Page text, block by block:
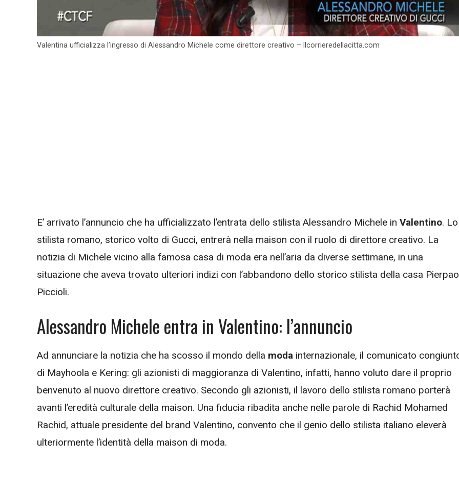
Valentina ufficializza l’ingresso di Alessandro Michele come direttore creativo – Ilcorrieredellacitta.com
E’ arrivato l’annuncio che ha ufficializzato l’entrata dello stilista Alessandro Michele in Valentino. Lo
stilista romano, storico volto di Gucci, entrerà nella maison con il ruolo di direttore creativo. La
notizia di Michele vicino alla famosa casa di moda era nell’aria da diverse settimane, in una
situazione che aveva trovato ulteriori indizi con l’abbandono dello storico stilista della casa
Piccioli.
Alessandro Michele entra in Valentino: l’annuncio
Ad annunciare la notizia che ha scosso il mondo della moda internazionale, il comunicato
di Mayhoola e Kering: gli azionisti di maggioranza di Valentino, infatti, hanno voluto dare il proprio
benvenuto al nuovo direttore creativo. Secondo gli azionisti, il lavoro dello stilista romano porterà
avanti l’eredità culturale della maison. Una fiducia ribadita anche nelle parole di Rachid Mohamed
Rachid, attuale presidente del brand Valentino, convento che il genio dello stilista italiano eleverà
ulteriormente l’identità della maison di moda.